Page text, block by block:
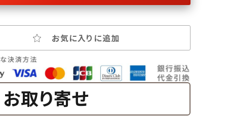
お気に入りに追加
お取り寄せ